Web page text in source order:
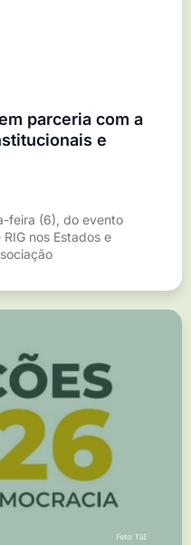
parceria com a
e
feira (6), do evento
nos Estados e